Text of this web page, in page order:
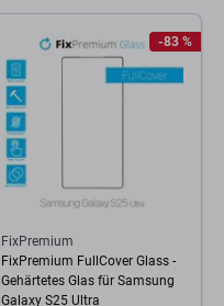
-83 %
FixPremium
FixPremium FullCover Glass -
Gehärtetes Glas für Samsung
Galaxy S25 Ultra